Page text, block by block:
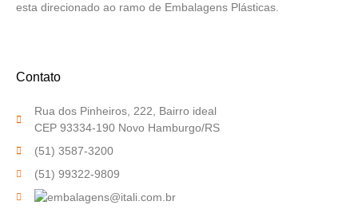
esta direcionado ao ramo de Embalagens Plásticas.
Contato
Rua dos Pinheiros, 222, Bairro ideal
CEP 93334-190 Novo Hamburgo/RS
(51) 3587-3200
(51) 99322-9809